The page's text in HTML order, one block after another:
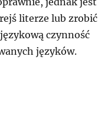
literze lub zrobić
czynność
języków.